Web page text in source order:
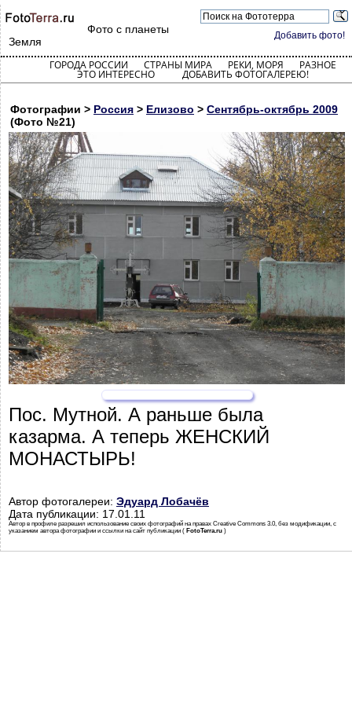
Добавить фото!
Фото с планеты
Земля
ГОРОДА РОССИИ СТРАНЫ МИРА РЕКИ, МОРЯ РАЗНОЕ
ЭТО ИНТЕРЕСНО ДОБАВИТЬ ФОТОГАЛЕРЕЮ!
Фотографии > Россия > Елизово > Сентябрь-октябрь 2009
(Фото №21)
Пос. Мутной. А раньше была
казарма. А теперь ЖЕНСКИЙ
МОНАСТЫРЬ!
Автор фотогалереи: Эдуард Лобачёв
Дата публикации: 17.01.11
Автор в профиле разрешил использование своих фотографий на правах Creative Commons 3.0, без модификации, с
указанием автора фотографии и ссылки на сайт публикации ( FotoTerra.ru )